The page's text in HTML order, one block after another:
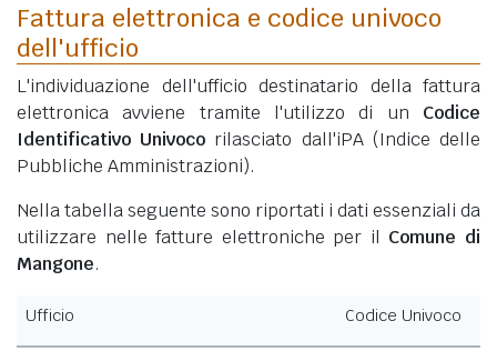
Fattura elettronica e codice univoco
dell'ufficio
L'individuazione dell'ufficio destinatario della fattura
elettronica avviene tramite l'utilizzo di un Codice
Identificativo Univoco rilasciato dall'iPA (Indice delle
Pubbliche Amministrazioni).
Nella tabella seguente sono riportati i dati essenziali da
utilizzare nelle fatture elettroniche per il Comune di
Mangone.
Ufficio Codice Univoco